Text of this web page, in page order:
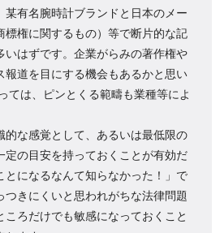
某有名腕時計ブランドと日本のメー
標権に関するもの）等で断片的な記
いはずです。企業がらみの著作権や
報道を目にする機会もあるかと思い
ては、ピンとくる範疇も業種等によ
な感覚として、あるいは最低限の
定の目安を持っておくことが有効だ
とになるなんて知らなかった！」で
つきにくいと思われがちな法律問題
ころだけでも敏感になっておくこと